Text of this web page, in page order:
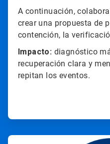
A continuación,
crear una propuesta de
contención, la
Impacto: diagnóstico
recuperación clara y
repitan los eventos.
ArticleTile